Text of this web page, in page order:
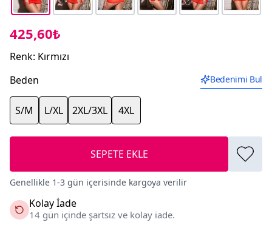
425,60₺
Renk: Kırmızı
Beden
Bedenimi Bul
S/M L/XL 2XL/3XL 4XL
SEPETE EKLE
Genellikle 1-3 gün içerisinde kargoya verilir
Kolay İade
14 gün içinde şartsız ve kolay iade.